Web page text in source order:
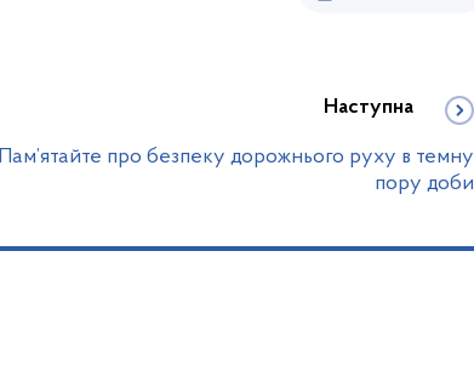
Наступна
Пам’ятайте про безпеку дорожнього руху в темну
пору доби